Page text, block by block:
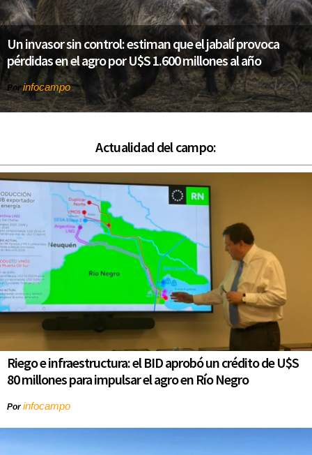
Un invasor sin control: estiman que el jabalí provoca
pérdidas en el agro por U$S 1.600 millones al año
Porinfocampo
Actualidad del campo:
Riego e infraestructura: el BID aprobó un crédito de U$S
80 millones para impulsar el agro en Río Negro
Porinfocampo